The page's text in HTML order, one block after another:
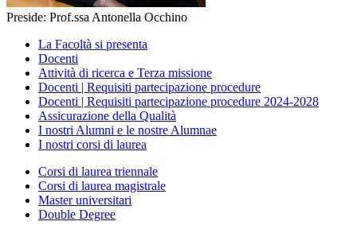
Preside: Prof.ssa Antonella Occhino
La Facoltà si presenta
Docenti
Attività di ricerca e Terza missione
Docenti | Requisiti partecipazione procedure
Docenti | Requisiti partecipazione procedure 2024-2028
Assicurazione della Qualità
I nostri Alumni e le nostre Alumnae
I nostri corsi di laurea
Corsi di laurea triennale
Corsi di laurea magistrale
Master universitari
Double Degree